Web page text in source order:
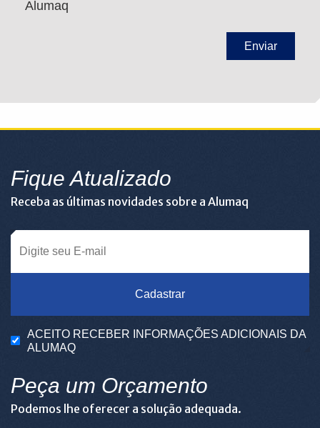
Alumaq
Fique Atualizado
Receba as últimas novidades sobre a Alumaq
Cadastrar
ACEITO RECEBER INFORMAÇÕES ADICIONAIS DA
ALUMAQ
Peça um Orçamento
Podemos lhe oferecer a solução adequada.